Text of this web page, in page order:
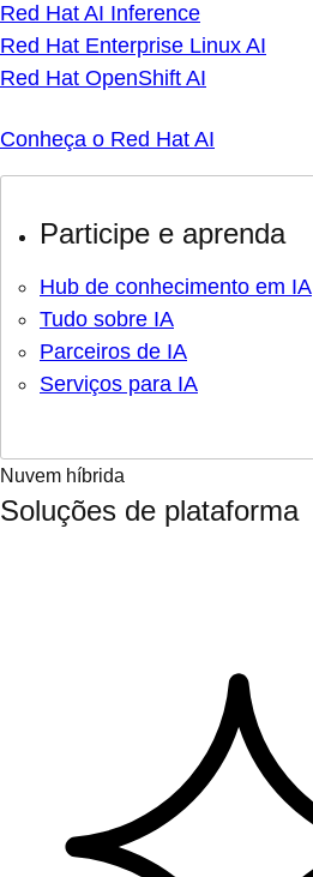
Red Hat AI Inference
Red Hat Enterprise Linux AI
Red Hat OpenShift AI
Conheça o Red Hat AI
Participe e aprenda
Hub de conhecimento em IA
Tudo sobre IA
Parceiros de IA
Serviços para IA
Nuvem híbrida
Soluções de plataforma